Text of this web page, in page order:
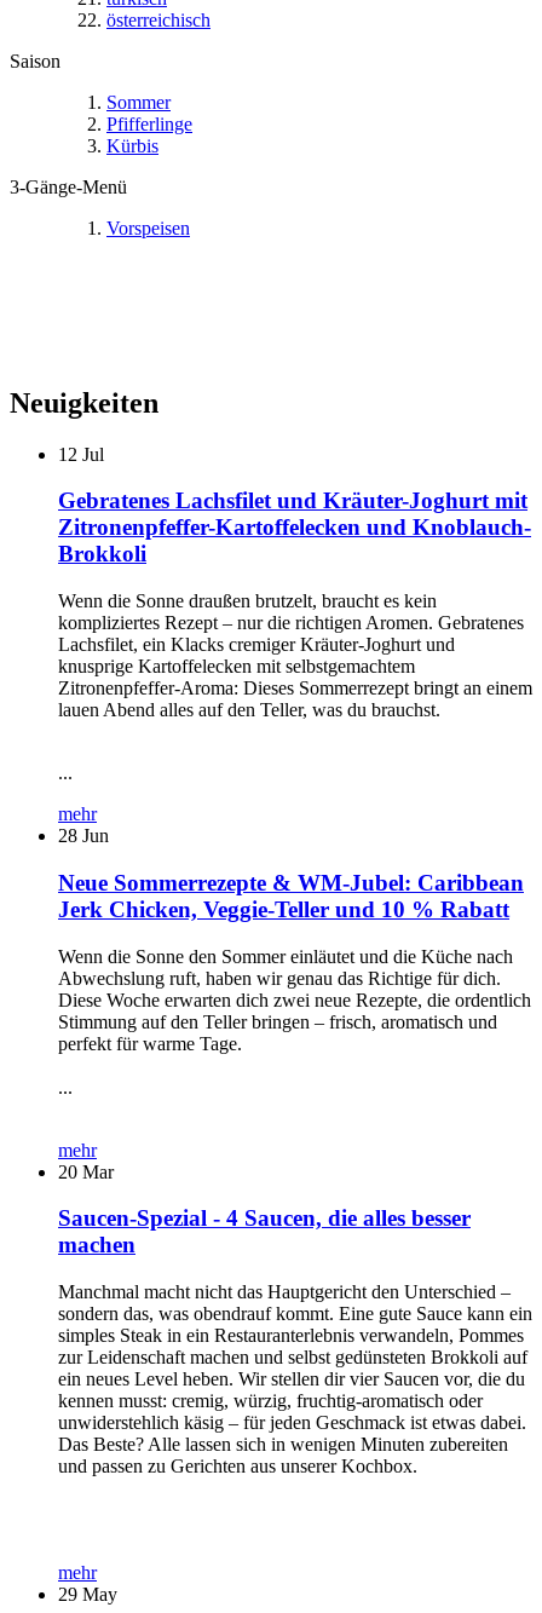
österreichisch
Saison
Sommer
Pfifferlinge
Kürbis
3-Gänge-Menü
Vorspeisen
Neuigkeiten
12 Jul
Gebratenes Lachsfilet und Kräuter-Joghurt mit
Zitronenpfeffer-Kartoffelecken und Knoblauch-
Brokkoli
Wenn die Sonne draußen brutzelt, braucht es kein
kompliziertes Rezept – nur die richtigen Aromen. Gebratenes
Lachsfilet, ein Klacks cremiger Kräuter-Joghurt und
knusprige Kartoffelecken mit selbstgemachtem
Zitronenpfeffer-Aroma: Dieses Sommerrezept bringt an einem
lauen Abend alles auf den Teller, was du brauchst.
...
mehr
28 Jun
Neue Sommerrezepte & WM-Jubel: Caribbean
Jerk Chicken, Veggie-Teller und 10 % Rabatt
Wenn die Sonne den Sommer einläutet und die Küche nach
Abwechslung ruft, haben wir genau das Richtige für dich.
Diese Woche erwarten dich zwei neue Rezepte, die ordentlich
Stimmung auf den Teller bringen – frisch, aromatisch und
perfekt für warme Tage.
...
mehr
20 Mar
Saucen-Spezial - 4 Saucen, die alles besser
machen
Manchmal macht nicht das Hauptgericht den Unterschied –
sondern das, was obendrauf kommt. Eine gute Sauce kann ein
simples Steak in ein Restauranterlebnis verwandeln, Pommes
zur Leidenschaft machen und selbst gedünsteten Brokkoli auf
ein neues Level heben. Wir stellen dir vier Saucen vor, die du
kennen musst: cremig, würzig, fruchtig-aromatisch oder
unwiderstehlich käsig – für jeden Geschmack ist etwas dabei.
Das Beste? Alle lassen sich in wenigen Minuten zubereiten
und passen zu Gerichten aus unserer Kochbox.
mehr
29 May